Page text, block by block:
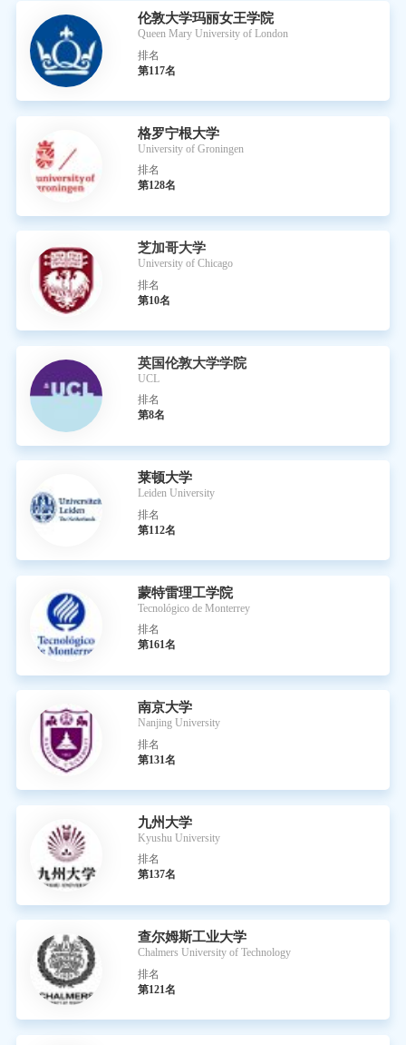
伦敦大学玛丽女王学院
Queen Mary University of London
排名
第117名
格罗宁根大学
University of Groningen
排名
第128名
芝加哥大学
University of Chicago
排名
第10名
英国伦敦大学学院
UCL
排名
第8名
莱顿大学
Leiden University
排名
第112名
蒙特雷理工学院
Tecnológico de Monterrey
排名
第161名
南京大学
Nanjing University
排名
第131名
九州大学
Kyushu University
排名
第137名
查尔姆斯工业大学
Chalmers University of Technology
排名
第121名